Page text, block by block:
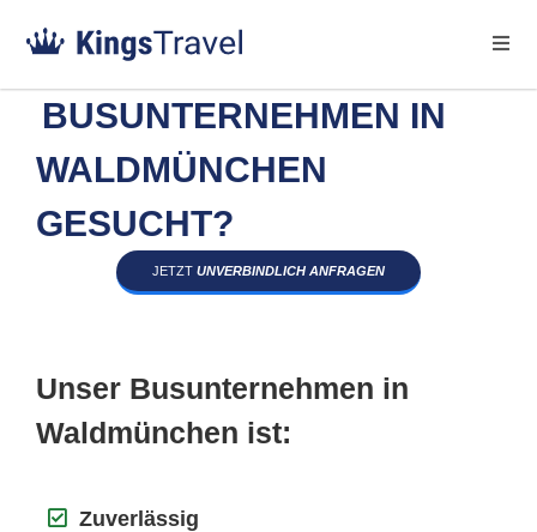
BUSUNTERNEHMEN IN
WALDMÜNCHEN
GESUCHT?
JETZT UNVERBINDLICH ANFRAGEN
Unser Busunternehmen in
Waldmünchen ist:
Zuverlässig